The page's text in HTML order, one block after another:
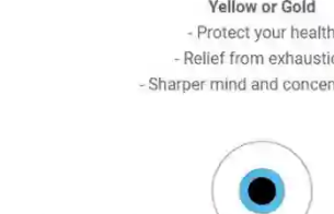
amulet?
ikke at støde ind i amuletten i
græsk butik.